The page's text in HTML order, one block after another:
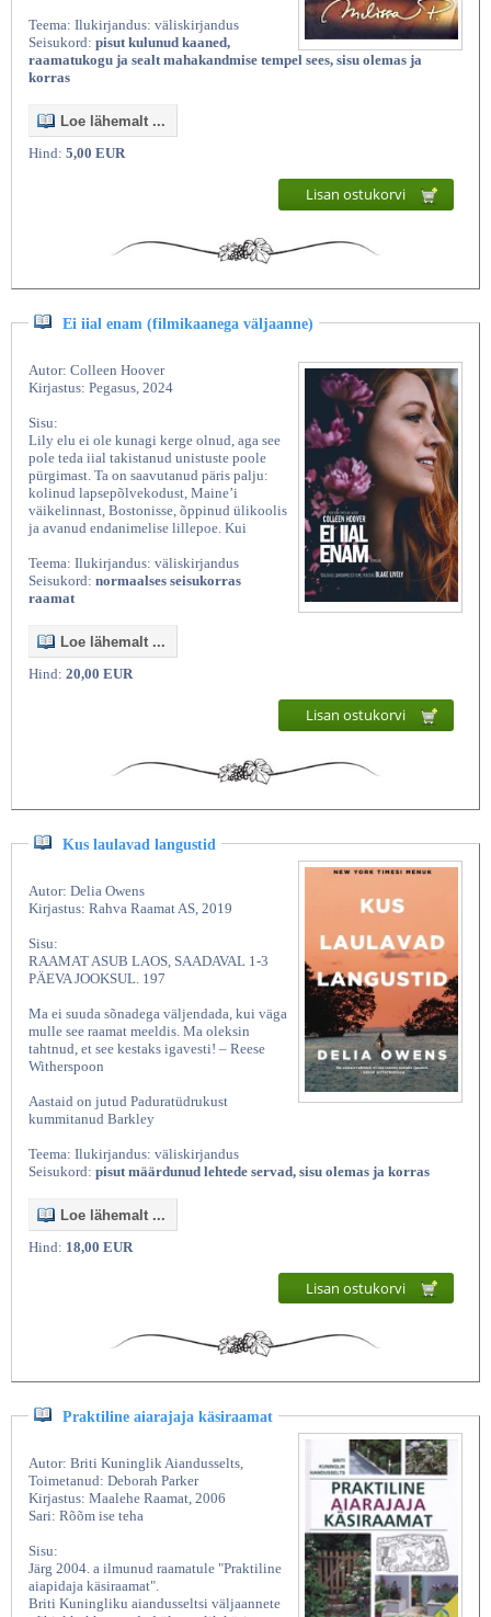
Teema: Ilukirjandus: väliskirjandus
Seisukord: pisut kulunud kaaned,
raamatukogu ja sealt mahakandmise tempel sees, sisu olemas ja
korras
Loe lähemalt ...
Hind: 5,00 EUR
Lisan ostukorvi
Ei iial enam (filmikaanega väljaanne)
Autor: Colleen Hoover
Kirjastus: Pegasus, 2024
Sisu:
Lily elu ei ole kunagi kerge olnud, aga see
pole teda iial takistanud unistuste poole
pürgimast. Ta on saavutanud päris palju:
kolinud lapsepõlvekodust, Maine’i
väikelinnast, Bostonisse, õppinud ülikoolis
ja avanud endanimelise lillepoe. Kui
Teema: Ilukirjandus: väliskirjandus
Seisukord: normaalses seisukorras
raamat
Loe lähemalt ...
Hind: 20,00 EUR
Lisan ostukorvi
Kus laulavad langustid
Autor: Delia Owens
Kirjastus: Rahva Raamat AS, 2019
Sisu:
RAAMAT ASUB LAOS, SAADAVAL 1-3
PÄEVA JOOKSUL. 197
Ma ei suuda sõnadega väljendada, kui väga
mulle see raamat meeldis. Ma oleksin
tahtnud, et see kestaks igavesti! – Reese
Witherspoon
Aastaid on jutud Paduratüdrukust
kummitanud Barkley
Teema: Ilukirjandus: väliskirjandus
Seisukord: pisut määrdunud lehtede servad, sisu olemas ja korras
Loe lähemalt ...
Hind: 18,00 EUR
Lisan ostukorvi
Praktiline aiarajaja käsiraamat
Autor: Briti Kuninglik Aiandusselts,
Toimetanud: Deborah Parker
Kirjastus: Maalehe Raamat, 2006
Sari: Rõõm ise teha
Sisu:
Järg 2004. a ilmunud raamatule "Praktiline
aiapidaja käsiraamat".
Briti Kuningliku aiandusseltsi väljaannete